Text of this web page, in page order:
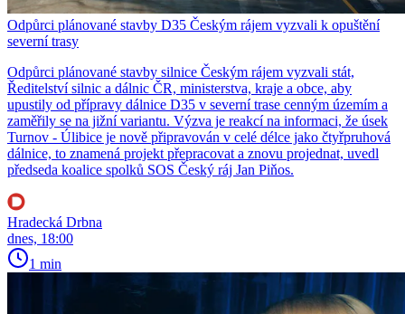
Odpůrci plánované stavby D35 Českým rájem vyzvali k opuštění
severní trasy
Odpůrci plánované stavby silnice Českým rájem vyzvali stát,
Ředitelství silnic a dálnic ČR, ministerstva, kraje a obce, aby
upustily od přípravy dálnice D35 v severní trase cenným územím a
zaměřily se na jižní variantu. Výzva je reakcí na informaci, že úsek
Turnov - Úlibice je nově připravován v celé délce jako čtyřpruhová
dálnice, to znamená projekt přepracovat a znovu projednat, uvedl
předseda koalice spolků SOS Český ráj Jan Piňos.
Hradecká Drbna
dnes, 18:00
1 min